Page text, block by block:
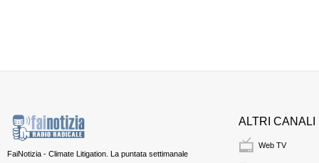
FaiNotizia - Climate Litigation. La puntata settimanale
ALTRI CANALI
Web TV